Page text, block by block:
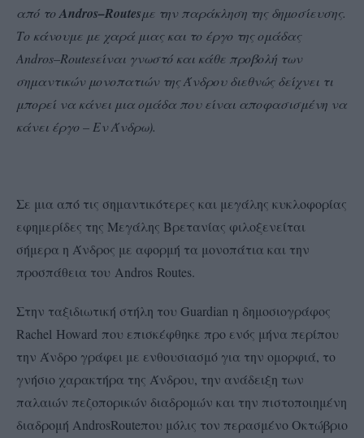
από τοAndros–Routesμε την παράκληση της δημοσίευσης.
Το κάνουμε με χαρά μιας και το έργο της ομάδας
Andros–Routesείναι γνωστό και κάθε προβολή των
σημαντικών μονοπατιών της Άνδρου διεθνώς δείχνει τι
μπορεί να κάνει μια ομάδα που είναι αποφασισμένη να
κάνει έργο – Εν Άνδρω).
Σε μια από τις σημαντικότερες και μεγάλης κυκλοφορίας
εφημερίδες της Μεγάλης Βρετανίας φιλοξενείται
σήμερα η Άνδρος με αφορμή τα μονοπάτια και την
προσπάθεια του Andros Routes.
Στην ταξιδιωτική στήλη του Guardian η δημοσιογράφος
Rachel Howard που επισκέφθηκε προ ενός μήνα περίπου
την Άνδρο γράφει με ενθουσιασμό για την ομορφιά, το
γνήσιο χαρακτήρα της Άνδρου, την ανάδειξη των
παλαιών πεζοπορικών διαδρομών και την πιστοποιημένη
διαδρομή AndrosRouteπου μόλις τον περασμένο Οκτώβριο